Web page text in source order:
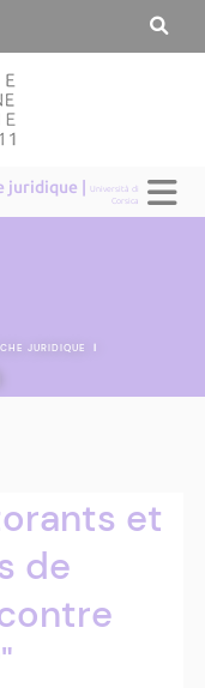
juridique |Università di
Corsica
JURIDIQUE |
et
de